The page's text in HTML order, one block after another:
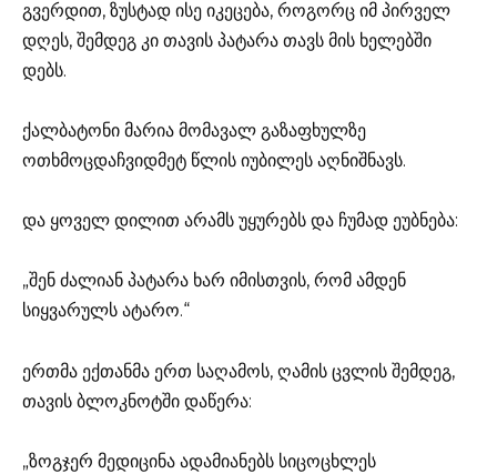
გვერდით, ზუსტად ისე იკეცება, როგორც იმ პირველ
დღეს, შემდეგ კი თავის პატარა თავს მის ხელებში
დებს.
ქალბატონი მარია მომავალ გაზაფხულზე
ოთხმოცდაჩვიდმეტ წლის იუბილეს აღნიშნავს.
და ყოველ დილით არამს უყურებს და ჩუმად ეუბნება:
„შენ ძალიან პატარა ხარ იმისთვის, რომ ამდენ
სიყვარულს ატარო.“
ერთმა ექთანმა ერთ საღამოს, ღამის ცვლის შემდეგ,
თავის ბლოკნოტში დაწერა:
„ზოგჯერ მედიცინა ადამიანებს სიცოცხლეს